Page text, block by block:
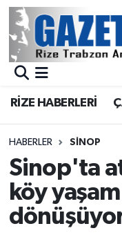
RİZE HABERLERİ
HABERLER SINOP
Sinop'ta
köy
BÖLGEMİZ
Asayiş
Rize
Bilim Teknoloji
Bölge
Merkez
Merkez Trafik
Süper Lig
Tüm Manşetler
Son Dakika